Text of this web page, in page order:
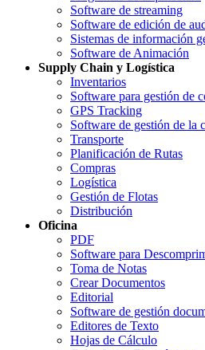
Software de streaming
Software de edición de
Sistemas de información
Software de Animación
Supply Chain y Logística
Inventarios
Software para gestión de
GPS Tracking
Software de gestión de la
Transporte
Planificación de Rutas
Compras
Logística
Gestión de Flotas
Distribución
Oficina
PDF
Software para
Toma de Notas
Crear Documentos
Editorial
Software de gestión
Editores de Texto
Hojas de Cálculo